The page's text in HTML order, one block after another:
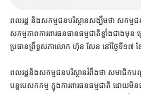
ពលរដ្ឋ និង​សកម្មជន​បរិស្ថាន​សង្ឃឹម​ថា សកម្មជ
សកម្មភាព​ការពារ​ធនធាន​ធម្មជាតិ​ខ្លាំង​ជាង​
ប្រធាន​ព្រឹទ្ធសភា​លោក ហ៊ុន សែន នៅ​ថ្ងៃទី​១៧ ខ
ពលរដ្ឋ​និង​សកម្មជន​បរិស្ថាន​រំពឹង​ថា សមាជិ
បន្ត​បេសកកម្ម ក្នុង​ការពារ​ធន​ធម្មជាតិ ដោយ​មិ